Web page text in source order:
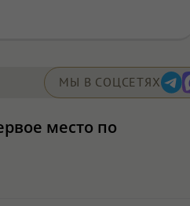
МЫ В СОЦСЕТЯХ
место по